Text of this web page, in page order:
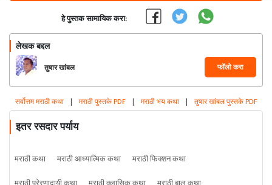
हे पुस्तक सामायिक करा:
लेखक बद्दल
तुषार खांबल फॉलो करा
सर्वोत्तम मराठी कथा | मराठी पुस्तके PDF | मराठी भय कथा | तुषार खांबल पुस्तके PDF
इतर रसदार पर्याय
मराठी कथा मराठी आध्यात्मिक कथा
मराठी फिक्शन कथा